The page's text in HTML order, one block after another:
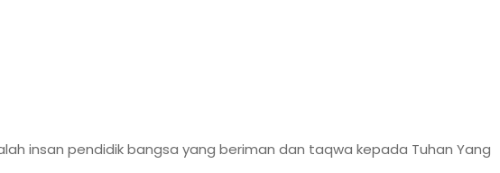
insan pendidik bangsa yang beriman dan taqwa kepada Tuhan Yang